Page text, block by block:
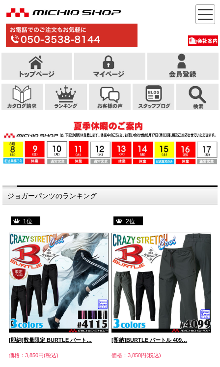
ジョガーパンツのランキング
1位
[即納]数量限定 BURTLE バート…
価格：3,850円(税込)
2位
[即納]BURTLE バートル 409…
価格：3,850円(税込)